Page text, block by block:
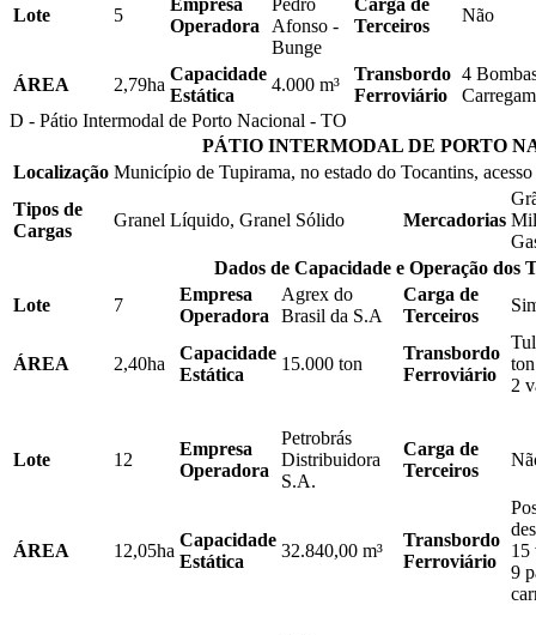
Lote 5
Empresa
Operadora
Pedro
Afonso -
Bunge
Carga de
Terceiros
Não
ÁREA 2,79ha
Capacidade
Estática
4.000 m³
Transbordo
Ferroviário
4
D - Pátio Intermodal de Porto Nacional - TO
PÁTIO INTERMODAL DE PORTO
Localização Município de Tupirama, no estado do Tocantins,
Tipos de
Cargas
Granel Líquido, Granel Sólido Mercadorias
Dados de Capacidade e Operação dos
Lote
7
Empresa
Operadora
Agrex do
Brasil da S.A
Carga de
Terceiros
ÁREA 2,40ha
Capacidade
Estática
15.000 ton
Transbordo
Ferroviário
2
Lote 12
Empresa
Operadora
Petrobrás
Distribuidora
S.A.
Carga de
Terceiros
ÁREA 12,05ha
Capacidade
Estática
32.840,00 m³
Transbordo
Ferroviário
15
9